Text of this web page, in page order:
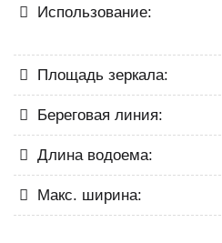
Использование:
Площадь зеркала:
Береговая линия:
Длина водоема:
Макс. ширина: